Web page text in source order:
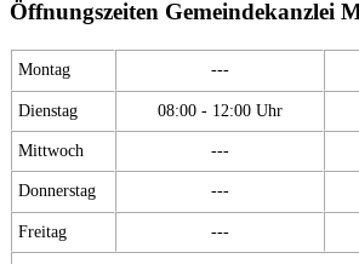
Öffnungszeiten Gemeindekanzlei
Montag ---
Dienstag 08:00 - 12:00 Uhr
Mittwoch ---
Donnerstag ---
Freitag ---